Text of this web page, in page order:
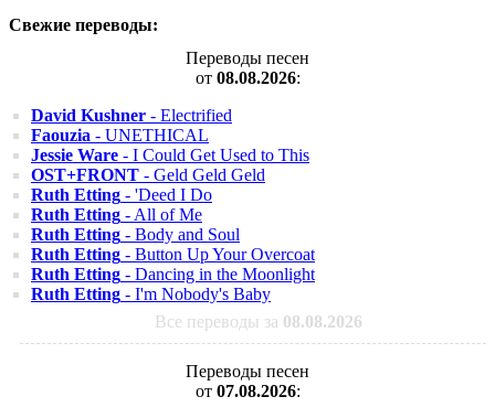
Свежие переводы:
Переводы песен
от 08.08.2026:
David Kushner - Electrified
Faouzia - UNETHICAL
Jessie Ware - I Could Get Used to This
OST+FRONT - Geld Geld Geld
Ruth Etting - 'Deed I Do
Ruth Etting - All of Me
Ruth Etting - Body and Soul
Ruth Etting - Button Up Your Overcoat
Ruth Etting - Dancing in the Moonlight
Ruth Etting - I'm Nobody's Baby
Все переводы за 08.08.2026
Переводы песен
от 07.08.2026: